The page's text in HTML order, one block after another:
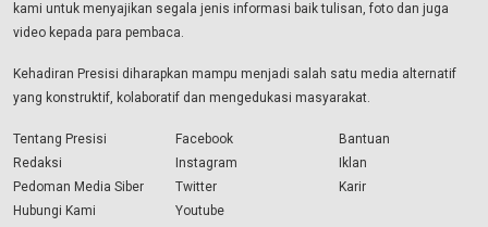
kami untuk menyajikan segala jenis informasi baik tulisan, foto dan juga
video kepada para pembaca.
Kehadiran Presisi diharapkan mampu menjadi salah satu media alternatif
yang konstruktif, kolaboratif dan mengedukasi masyarakat.
Tentang Presisi
Redaksi
Pedoman Media Siber
Hubungi Kami
Facebook
Instagram
Twitter
Youtube
Bantuan
Iklan
Karir